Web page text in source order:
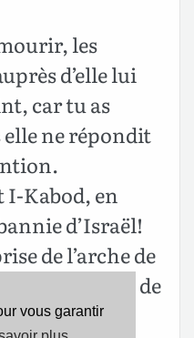
vous garantir
les
d’elle lui
car tu as
ne répondit
I-Kabod, en
d’Israël!
de l’arche de
beau-père et de